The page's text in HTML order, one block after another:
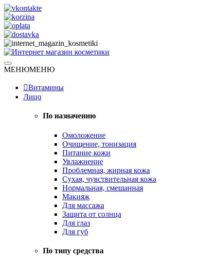
Skip
to
content
Интернет магазин косметики
Натуральная косметика
МЕНЮМЕНЮ
Витамины
Лицо
По назначению
Омоложение
Очищение, тонизация
Питание кожи
Увлажнение
Проблемная, жирная кожа
Сухая, чувствительная кожа
Нормальная, смешанная
Макияж
Для массажа
Защита от солнца
Для глаз
Для губ
По типу средства